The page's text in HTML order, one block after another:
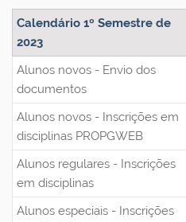
Calendário 1º Semestre de
2023
Alunos novos - Envio dos
documentos
Alunos novos - Inscrições em
disciplinas PROPGWEB
Alunos regulares - Inscrições
em disciplinas
Alunos especiais - Inscrições